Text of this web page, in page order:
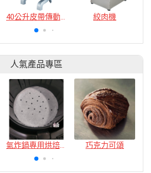
40公升皮帶傳動攪拌機 絞肉機
人氣產品專區
氣炸鍋專用烘焙紙 巧克力可頌